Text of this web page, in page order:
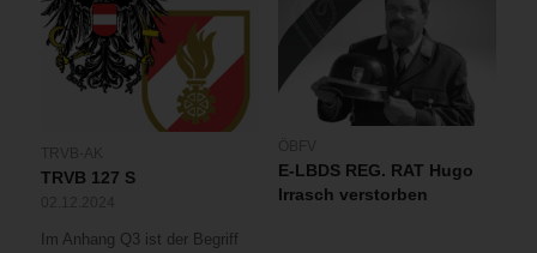
TRVB 127 S
Im Anhang Q3 ist der Begriff
E-LBDS REG. RAT Hugo
Irrasch verstorben